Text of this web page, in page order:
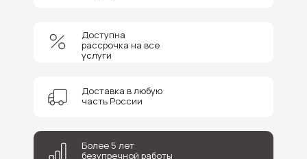
Доставка в любую
часть России
Доступна
рассрочка на все
услуги
Более 5 лет
безупречной работы
Отправить